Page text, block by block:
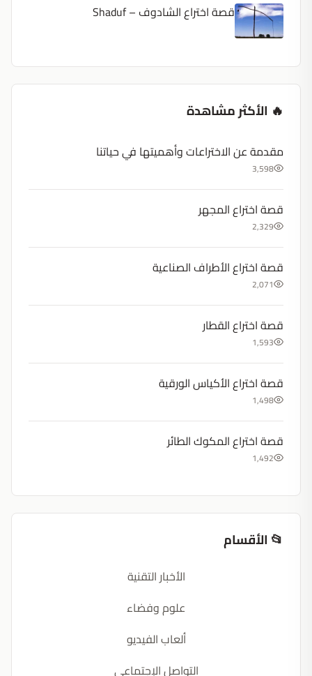
قصة اختراع الشادوف – Shaduf
🔥 الأكثر مشاهدة
مقدمة عن الاختراعات وأهميتها في حياتنا
3,598
قصة اختراع المجهر
2,329
قصة اختراع الأطراف الصناعية
2,071
قصة اختراع القطار
1,593
قصة اختراع الأكياس الورقية
1,498
قصة اختراع المكوك الطائر
1,492
📂 الأقسام
الأخبار التقنية
علوم وفضاء
ألعاب الفيديو
التواصل الإجتماعي